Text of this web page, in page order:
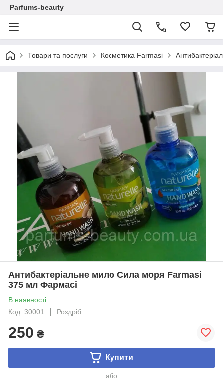
Parfums-beauty
Товари та послуги Косметика Farmasi
Антибактеріальне мило Сила моря Farmasi
375 мл Фармасі
В наявності
Код: 30001
Роздріб
250 ₴
Купити
або